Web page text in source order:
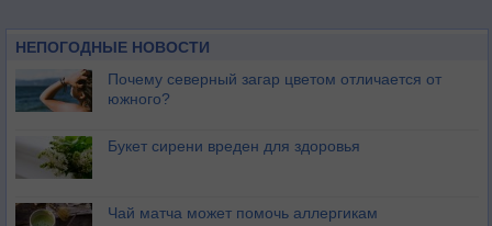
НЕПОГОДНЫЕ НОВОСТИ
Почему северный загар цветом отличается от
южного?
Букет сирени вреден для здоровья
Чай матча может помочь аллергикам